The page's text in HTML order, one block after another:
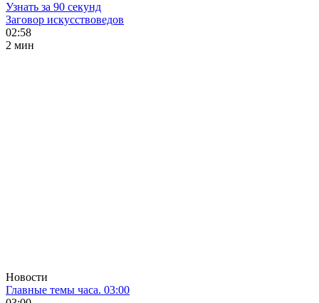
Узнать за 90 секунд
Заговор искусствоведов
02:58
2 мин
Новости
Главные темы часа. 03:00